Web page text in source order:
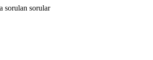
sorulan sorular